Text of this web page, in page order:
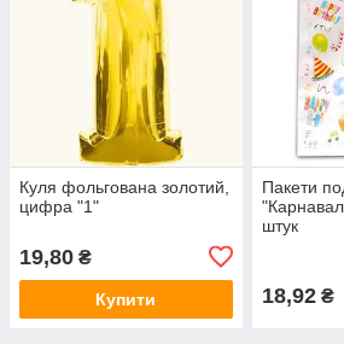
Куля фольгована золотий,
цифра "1"
19,80 ₴
Купити
Пакети
штук
18,92₴